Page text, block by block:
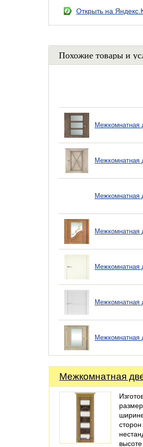
Открыть на
Похожие товары и
Межкомнатная
Межкомнатная
Межкомнатная
Межкомнатная
Межкомнатная
Межкомнатная
Межкомнатная
Межкомнатная